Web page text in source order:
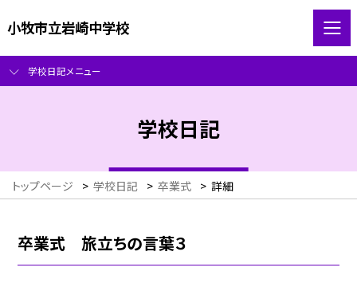
小牧市立岩崎中学校
学校日記メニュー
学校日記
トップページ > 学校日記 > 卒業式 > 詳細
卒業式 旅立ちの言葉３